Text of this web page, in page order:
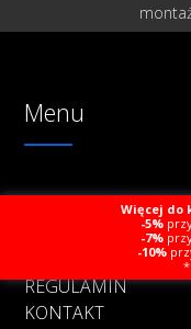
Menu
STRONA GŁÓWNA
REGULAMIN
KONTAKT
Więcej do
-5%
-7%
-10%
*